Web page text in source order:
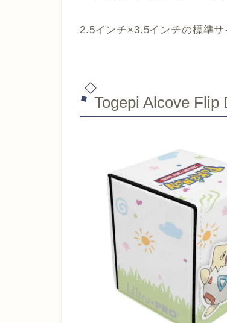
2.5インチ×3.5インチの標準サ
Togepi Alcove Flip